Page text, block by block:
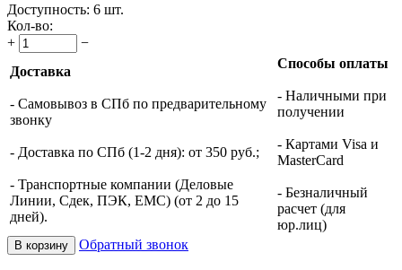
Доступность: 6 шт.
Кол-во:
+
−
Доставка
- Самовывоз в СПб по предварительному
звонку
- Доставка по СПб (1-2 дня): от 350 руб.;
- Транспортные компании (Деловые
Линии, Сдек, ПЭК, ЕМС) (от 2 до 15
дней).
Способы оплаты
- Наличными при
получении
- Картами Visa и
MasterCard
- Безналичный
расчет (для
юр.лиц)
В корзину Обратный звонок